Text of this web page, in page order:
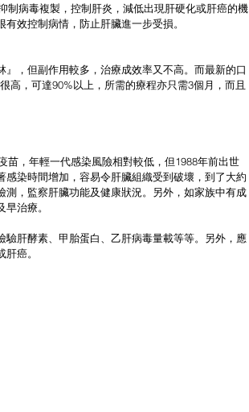
制病毒複製，控制肝炎，減低出現肝硬化或肝癌的機
效控制病情，防止肝臟進一步受損。
，但副作用較多，治療成效率又不高。而最新的口
高，可達90%以上，所需的療程亦只需3個月，而且
苗，年輕一代感染風險相對較低，但1988年前出世
染時間增加，容易令肝臟組織受到破壞，到了大約
，監察肝臟功能及健康狀況。另外，如家族中有成
治療。
肝酵素、甲胎蛋白、乙肝病毒量載等等。另外，應
癌。